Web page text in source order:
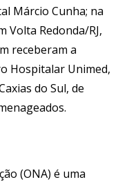
Márcio Cunha; na
Volta Redonda/RJ,
receberam a
Hospitalar Unimed,
do Sul, de
(ONA) é uma